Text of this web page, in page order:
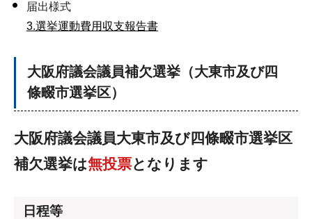
届出様式
3.選挙運動費用収支報告書
大阪府議会議員補欠選挙（大東市及び四
條畷市選挙区）
大阪府議会議員大東市及び四條畷市選挙区
補欠選挙は無投票となります
日程等